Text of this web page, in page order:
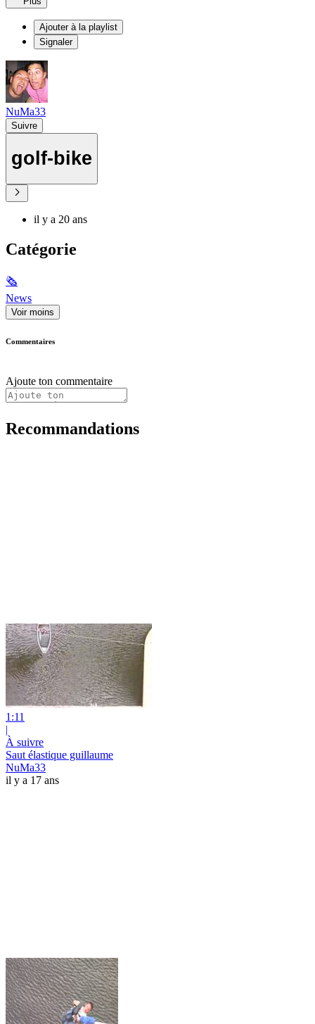
Ajouter à la playlist
Signaler
NuMa33
Suivre
golf-bike
il y a 20 ans
Catégorie
🗞
News
Voir moins
Commentaires
Ajoute ton commentaire
Recommandations
1:11
|
À suivre
Saut élastique guillaume
NuMa33
il y a 17 ans